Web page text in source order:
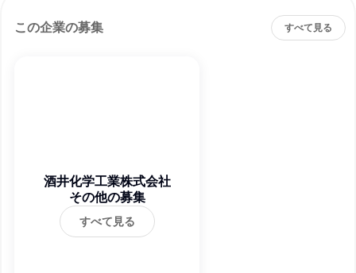
この企業の募集 すべて見る
酒井化学工業株式会社
その他の募集
すべて見る